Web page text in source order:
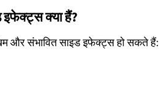
इफेक्ट्स क्या हैं?
और संभावित साइड इफेक्ट्स हो सकते हैं: